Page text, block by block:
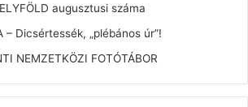
augusztusi száma
– Dicsértessék, „plébános úr”!
NEMZETKÖZI FOTÓTÁBOR